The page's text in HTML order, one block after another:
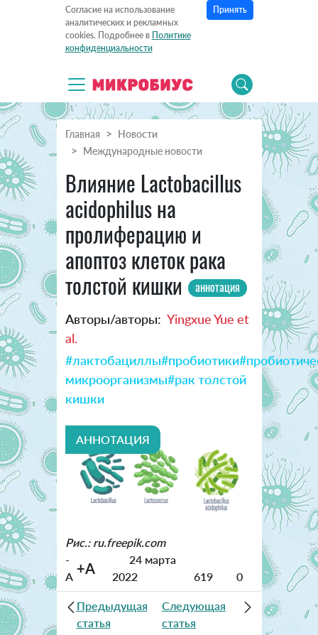
Согласие на использование
аналитических и рекламных
cookies. Подробнее в Политике
конфиденциальности
Принять
Главная
Новости
Международные новости
Влияние Lactobacillus
acidophilus на
пролиферацию и
апоптоз клеток рака
толстой кишки
аннотация
Авторы/авторы: Yingxue Yue et
al.
#лактобациллы#пробиотики
микроорганизмы#рак толстой
кишки
АННОТАЦИЯ
Рис.: ru.freepik.com
-
A +A
24 марта
2022
619 0
Предыдущая
статья
Следующая
статья